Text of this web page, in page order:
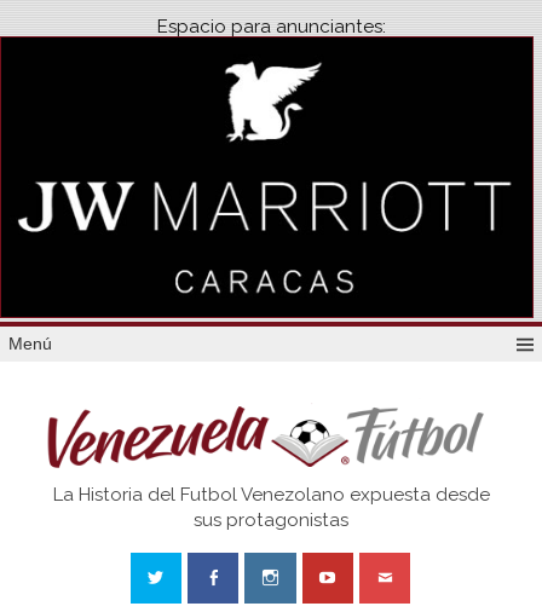
Espacio para anunciantes:
Menú
Venezuela
La Historia del Futbol Venezolano expuesta desde
sus protagonistas